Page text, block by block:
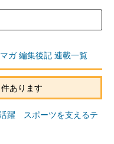
ガ 編集後記 連載一覧
あります
躍 スポーツを支えるテ